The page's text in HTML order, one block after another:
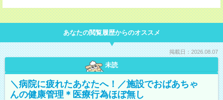
あなたの閲覧履歴からのオススメ
掲載日：2026.08.07
未読
＼病院に疲れたあなたへ！／施設でおばあちゃ
んの健康管理＊医療行為ほぼ無し